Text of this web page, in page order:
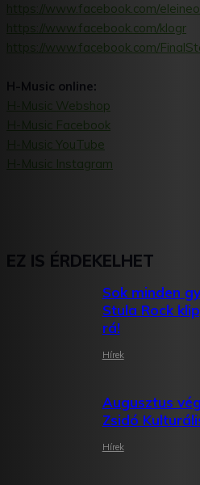
https://www.facebook.com/
https://www.facebook.com/klogr
https://www.facebook.com/
H-Music online:
H-Music Webshop
H-Music Facebook
H-Music YouTube
H-Music Instagram
EZ IS ÉRDEKELHET
Sok minden
Stula Rock
rá!
Hírek
Augusztus
Zsidó
Hírek